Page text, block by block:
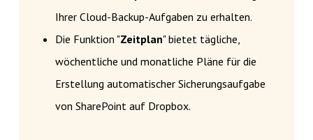
Ihrer Cloud-Backup-Aufgaben zu erhalten.
Die Funktion "Zeitplan" bietet tägliche,
wöchentliche und monatliche Pläne für die
Erstellung automatischer Sicherungsaufgabe
von SharePoint auf Dropbox.